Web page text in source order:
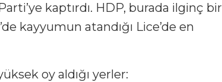
kaptırdı. HDP, burada ilginç bir
kayyumun atandığı Lice’de en
oy aldığı yerler: